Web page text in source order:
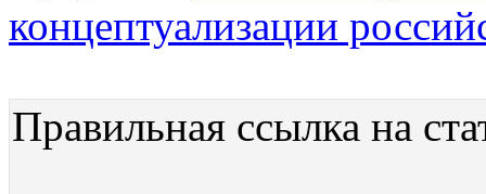
концептуализации
Правильная ссылка на